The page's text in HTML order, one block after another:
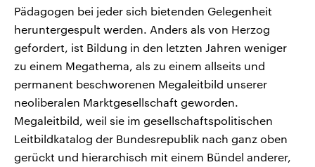
Pädagogen bei jeder sich bietenden Gelegenheit
heruntergespult werden. Anders als von Herzog
gefordert, ist Bildung in den letzten Jahren weniger
zu einem Megathema, als zu einem allseits und
permanent beschworenen Megaleitbild unserer
neoliberalen Marktgesellschaft geworden.
Megaleitbild, weil sie im gesellschaftspolitischen
Leitbildkatalog der Bundesrepublik nach ganz oben
gerückt und hierarchisch mit einem Bündel anderer,